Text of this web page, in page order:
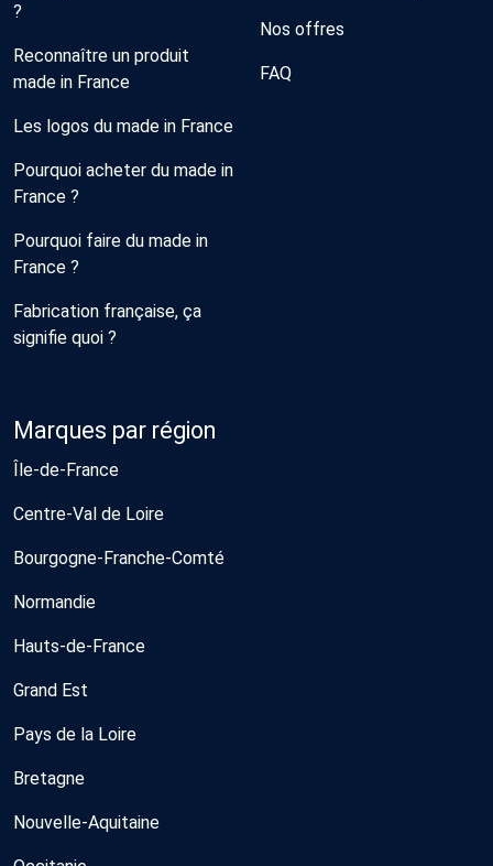
?
Reconnaître un produit
made in France
Les logos du made in France
Pourquoi acheter du made in
France ?
Pourquoi faire du made in
France ?
Fabrication française, ça
signifie quoi ?
Nos offres
FAQ
Marques par région
Île-de-France
Centre-Val de Loire
Bourgogne-Franche-Comté
Normandie
Hauts-de-France
Grand Est
Pays de la Loire
Bretagne
Nouvelle-Aquitaine